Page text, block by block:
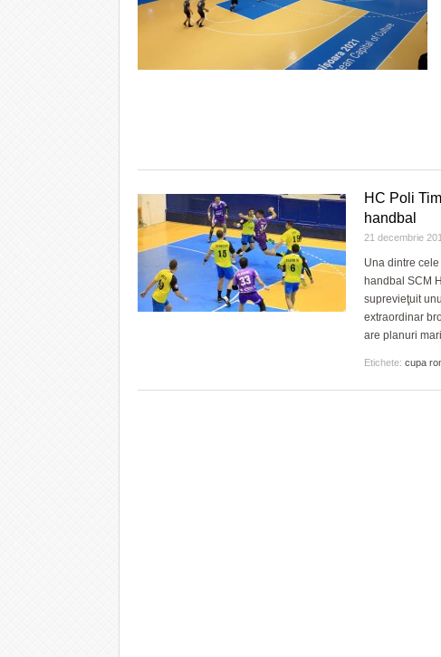
HC Poli
handbal
21 decembrie
Una dintre
handbal SCM
suprevieţuit
extraordinar
are planuri
Etichete: cupa